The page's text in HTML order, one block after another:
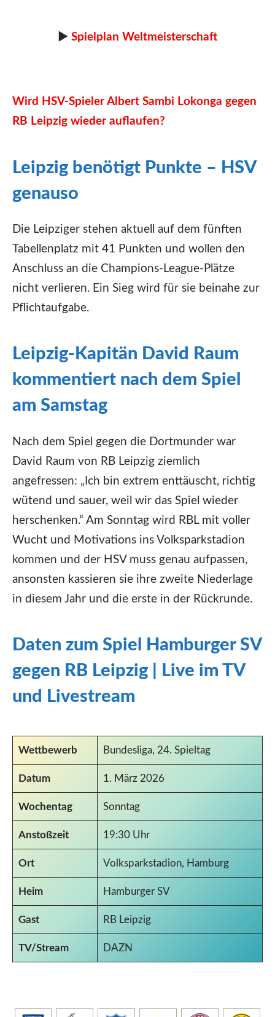
► Spielplan Weltmeisterschaft
Wird HSV-Spieler Albert Sambi Lokonga gegen
RB Leipzig wieder auflaufen?
Leipzig benötigt Punkte – HSV
genauso
Die Leipziger stehen aktuell auf dem fünften
Tabellenplatz mit 41 Punkten und wollen den
Anschluss an die Champions-League-Plätze
nicht verlieren. Ein Sieg wird für sie beinahe zur
Pflichtaufgabe.
Leipzig-Kapitän David Raum
kommentiert nach dem Spiel
am Samstag
Nach dem Spiel gegen die Dortmunder war
David Raum von RB Leipzig ziemlich
angefressen: „Ich bin extrem enttäuscht, richtig
wütend und sauer, weil wir das Spiel wieder
herschenken.“ Am Sonntag wird RBL mit voller
Wucht und Motivations ins Volksparkstadion
kommen und der HSV muss genau aufpassen,
ansonsten kassieren sie ihre zweite Niederlage
in diesem Jahr und die erste in der Rückrunde.
Daten zum Spiel Hamburger SV
gegen RB Leipzig | Live im TV
und Livestream
Wettbewerb Bundesliga, 24. Spieltag
Datum 1. März 2026
Wochentag Sonntag
Anstoßzeit 19:30 Uhr
Ort Volksparkstadion, Hamburg
Heim Hamburger SV
Gast RB Leipzig
TV/Stream DAZN